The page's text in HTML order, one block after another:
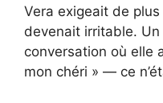
Vera exigeait de plus
devenait irritable.
conversation où elle
mon chéri » — ce